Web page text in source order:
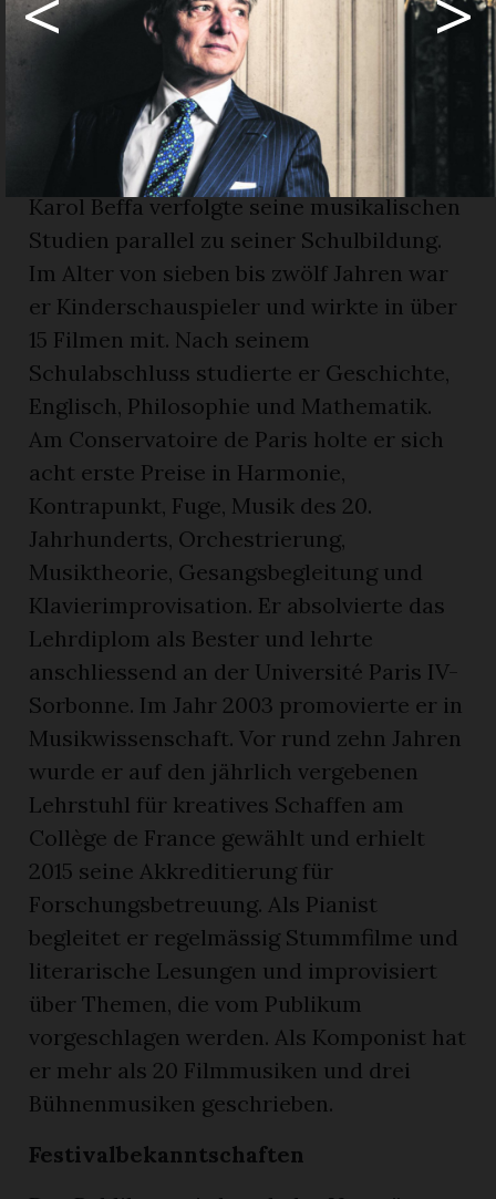
Festivals, nicht nur den diesjährigen
Composer in Residence sondern auch
den Schöpfer des Auftragswerkes für
diese Festivalausgabe. Beffa komponierte
speziell dafür das Stück «Night and Day».
Karol Beffa verfolgte seine musikalischen
Studien parallel zu seiner Schulbildung.
Im Alter von sieben bis zwölf Jahren war
er Kinderschauspieler und wirkte in über
15 Filmen mit. Nach seinem
Schulabschluss studierte er Geschichte,
Englisch, Philosophie und Mathematik.
Am Conservatoire de Paris holte er sich
acht erste Preise in Harmonie,
Kontrapunkt, Fuge, Musik des 20.
Jahrhunderts, Orchestrierung,
Musiktheorie, Gesangsbegleitung und
Klavierimprovisation. Er absolvierte das
Lehrdiplom als Bester und lehrte
anschliessend an der Université Paris IV-
Sorbonne. Im Jahr 2003 promovierte er in
Musikwissenschaft. Vor rund zehn Jahren
wurde er auf den jährlich vergebenen
Lehrstuhl für kreatives Schaffen am
Collège de France gewählt und erhielt
2015 seine Akkreditierung für
Forschungsbetreuung. Als Pianist
begleitet er regelmässig Stummfilme und
literarische Lesungen und improvisiert
über Themen, die vom Publikum
vorgeschlagen werden. Als Komponist hat
er mehr als 20 Filmmusiken und drei
Bühnenmusiken geschrieben.
Festivalbekanntschaften